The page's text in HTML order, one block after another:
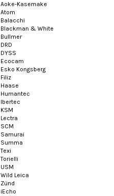
Aoke-Kasemake
Atom
Balacchi
Blackman & White
Bullmer
DRD
DYSS
Ecocam
Esko Kongsberg
Filiz
Haase
Humantec
Ibertec
KSM
Lectra
SCM
Samurai
Summa
Texi
Torielli
USM
Wild Leica
Zünd
iEcho